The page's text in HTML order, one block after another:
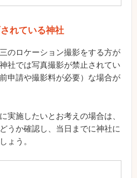
れている神社
のロケーション撮影をする方が
社では写真撮影が禁止されてい
申請や撮影料が必要）な場合が
実施したいとお考えの場合は、
うか確認し、当日までに神社に
ょう。